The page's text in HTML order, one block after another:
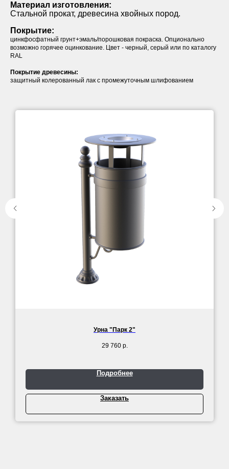
Материал изготовления:
Стальной прокат, древесина хвойных пород.
Покрытие:
цинкфосфатный грунт+эмаль/порошковая покраска. Опционально
возможно горячее оцинкование. Цвет - черный, серый или по каталогу
RAL
Покрытие древесины:
защитный колерованный лак с промежуточным шлифованием
Урна "Парк 2"
29 760 р.
Подробнее
Заказать